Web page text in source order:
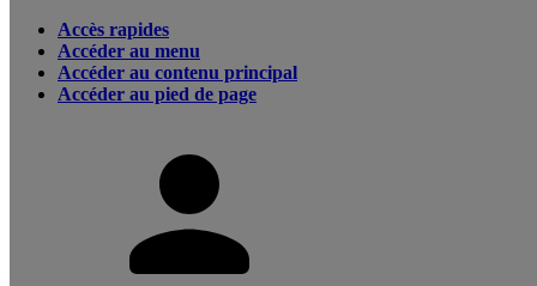
Accès rapides
Accéder au menu
Accéder au contenu principal
Accéder au pied de page